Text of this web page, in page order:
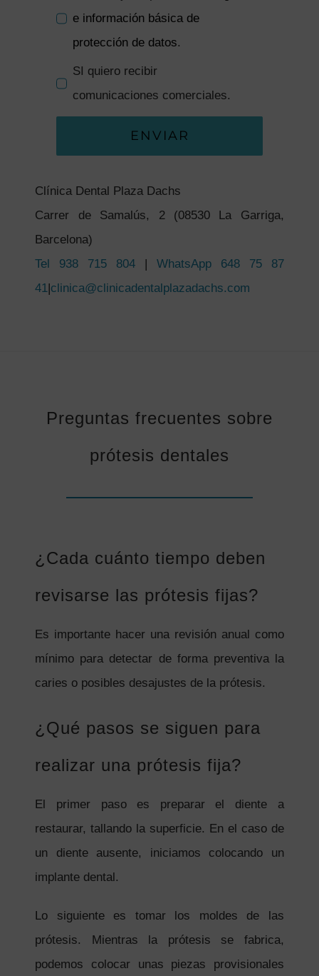
e información básica de
protección de datos.
SI quiero recibir
comunicaciones comerciales.
ENVIAR
Clínica Dental Plaza Dachs
Carrer de Samalús, 2 (08530 La Garriga,
Barcelona)
Tel 938 715 804
WhatsApp 648 75 87
41 clinica@clinicadentalplazadachs.com
Preguntas frecuentes sobre
prótesis dentales
¿Cada cuánto tiempo deben
revisarse las prótesis fijas?
Es importante hacer una revisión anual como
mínimo para detectar de forma preventiva la
caries o posibles desajustes de la prótesis.
¿Qué pasos se siguen para
realizar una prótesis fija?
El primer paso es preparar el diente a
restaurar, tallando la superficie. En el caso de
un diente ausente, iniciamos colocando un
implante dental.
Lo siguiente es tomar los moldes de las
prótesis. Mientras la prótesis se fabrica,
podemos colocar unas piezas provisionales